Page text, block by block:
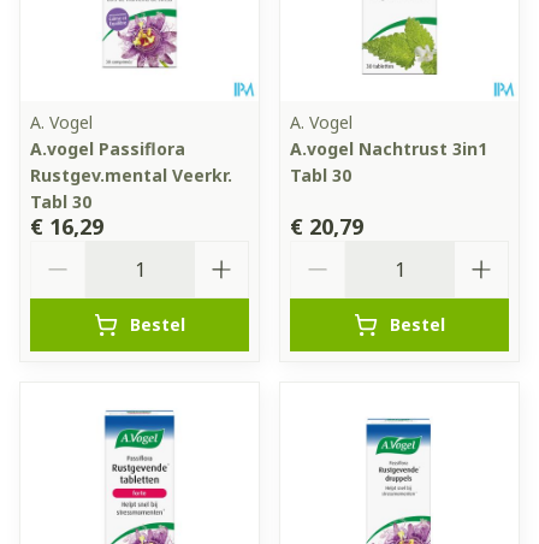
A. Vogel
A.vogel Passiflora
Rustgev.mental Veerkr.
Tabl 30
€ 16,29
Bestel
A. Vogel
A.vogel Nachtrust 3in1
Tabl 30
€ 20,79
Bestel